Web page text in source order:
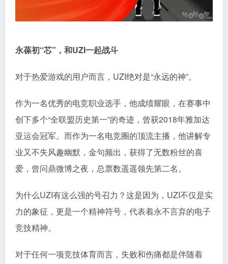
永葆初“芯”，和UZI一起战斗
对于热爱游戏的用户而言，UZI绝对是“永远的神”。
作为一名优秀的电竞职业选手，他成绩耀眼，在赛事中
创下多个“全联盟历史第一”的奇迹，曾获2018年雅加达
亚运会冠军。而作为一名电竞圈的顶流主播，他讲解专
业又不失风趣幽默，金句频出，获得了无数粉丝的喜
爱，曾问鼎微博之夜，总票数遥遥领先第二名。
为什么UZI有这么强的号召力？这是因为，UZI不仅是实
力的象征，更是一个精神符号，代表着永不言弃的电子
竞技精神。
对于任何一项竞技体育而言，失败和伤痛都是伴随着